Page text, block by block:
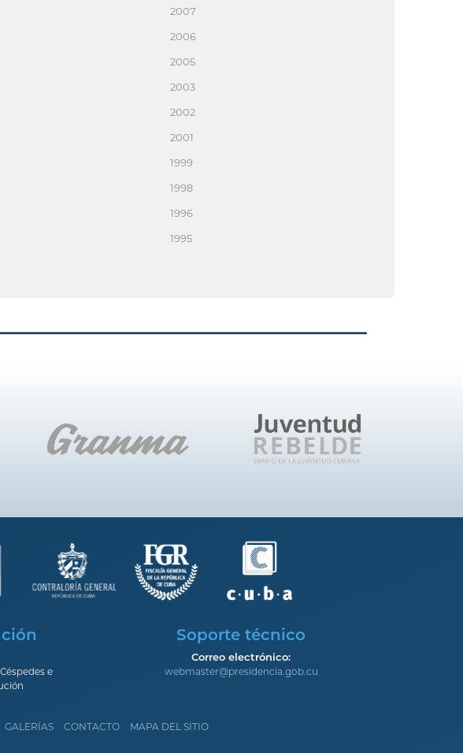
2007
2006
2005
2003
2002
2001
1999
1998
1996
1995
e
Soporte técnico
Correo electrónico:
webmaster@presidencia.gob.cu
GALERÍAS CONTACTO MAPA DEL SITIO